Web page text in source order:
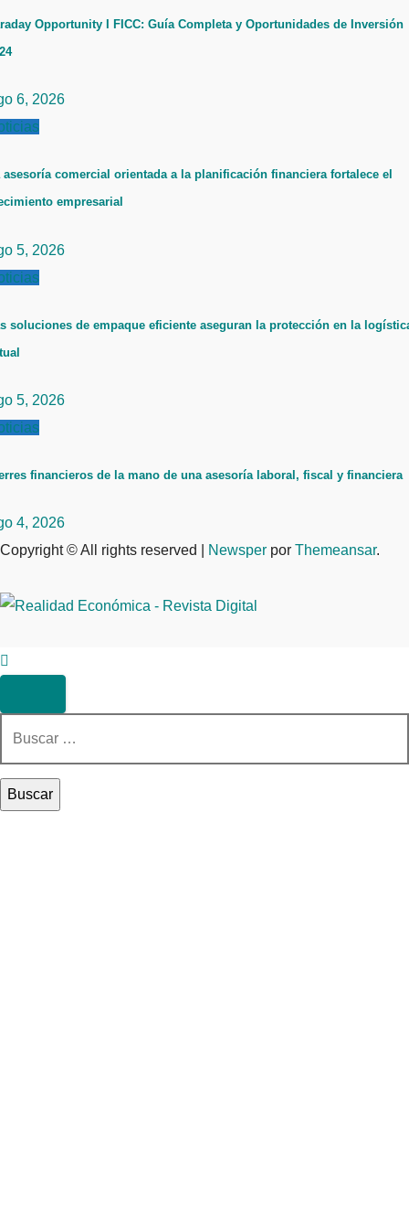
Opportunity I FICC: Guía Completa y Oportunidades de Inversión
6, 2026
asesoría comercial orientada a la planificación financiera fortalece el
empresarial
5, 2026
soluciones de empaque eficiente aseguran la protección en la
5, 2026
financieros de la mano de una asesoría laboral, fiscal y financiera
4, 2026
Copyright © All rights reserved
Newsper por Themeansar.